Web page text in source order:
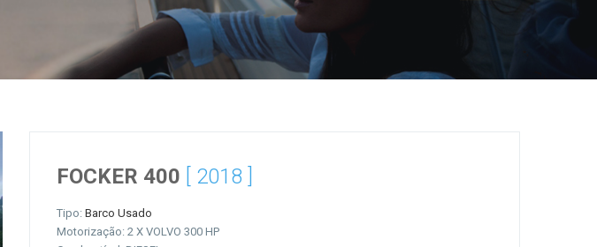
FOCKER 400 [ 2018 ]
Tipo: Barco Usado
Motorização: 2 X VOLVO 300 HP